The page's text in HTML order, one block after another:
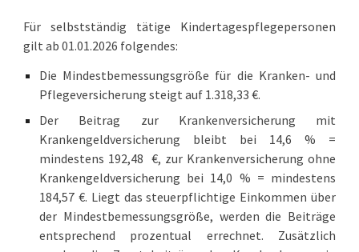
Für selbstständig tätige Kindertagespflegepersonen
gilt ab 01.01.2026 folgendes:
Die Mindestbemessungsgröße für die Kranken- und
Pflegeversicherung steigt auf 1.318,33 €.
Der Beitrag zur Krankenversicherung mit
Krankengeldversicherung bleibt bei 14,6 % =
mindestens 192,48 €, zur Krankenversicherung ohne
Krankengeldversicherung bei 14,0 % = mindestens
184,57 €. Liegt das steuerpflichtige Einkommen über
der Mindestbemessungsgröße, werden die Beiträge
entsprechend prozentual errechnet. Zusätzlich